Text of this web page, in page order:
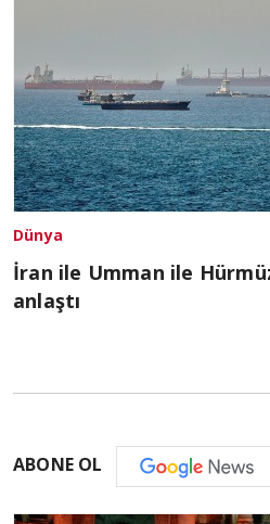
Dünya
İran ile Umman ile
anlaştı
ABONE OL